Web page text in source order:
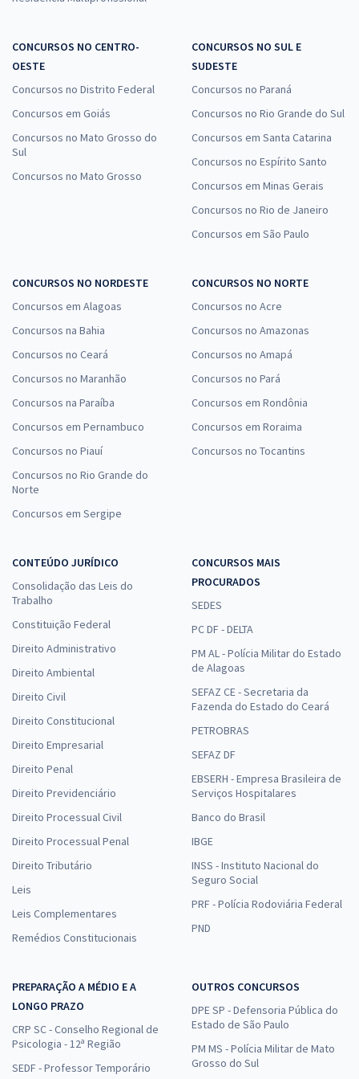
CONCURSOS NO CENTRO-
OESTE
Concursos no Distrito Federal
Concursos em Goiás
Concursos no Mato Grosso do
Sul
Concursos no Mato Grosso
CONCURSOS NO SUL E
SUDESTE
Concursos no Paraná
Concursos no Rio Grande do Sul
Concursos em Santa Catarina
Concursos no Espírito Santo
Concursos em Minas Gerais
Concursos no Rio de Janeiro
Concursos em São Paulo
CONCURSOS NO NORDESTE
Concursos em Alagoas
Concursos na Bahia
Concursos no Ceará
Concursos no Maranhão
Concursos na Paraíba
Concursos em Pernambuco
Concursos no Piauí
Concursos no Rio Grande do
Norte
Concursos em Sergipe
CONCURSOS NO NORTE
Concursos no Acre
Concursos no Amazonas
Concursos no Amapá
Concursos no Pará
Concursos em Rondônia
Concursos em Roraima
Concursos no Tocantins
CONTEÚDO JURÍDICO
Consolidação das Leis do
Trabalho
Constituição Federal
Direito Administrativo
Direito Ambiental
Direito Civil
Direito Constitucional
Direito Empresarial
Direito Penal
Direito Previdenciário
Direito Processual Civil
Direito Processual Penal
Direito Tributário
Leis
Leis Complementares
Remédios Constitucionais
CONCURSOS MAIS
PROCURADOS
SEDES
PC DF - DELTA
PM AL - Polícia Militar do Estado
de Alagoas
SEFAZ CE - Secretaria da
Fazenda do Estado do Ceará
PETROBRAS
SEFAZ DF
EBSERH - Empresa Brasileira de
Serviços Hospitalares
Banco do Brasil
IBGE
INSS - Instituto Nacional do
Seguro Social
PRF - Polícia Rodoviária Federal
PND
PREPARAÇÃO A MÉDIO E A
LONGO PRAZO
CRP SC - Conselho Regional de
Psicologia - 12ª Região
SEDF - Professor Temporário
OUTROS CONCURSOS
DPE SP - Defensoria Pública do
Estado de São Paulo
PM MS - Polícia Militar de Mato
Grosso do Sul